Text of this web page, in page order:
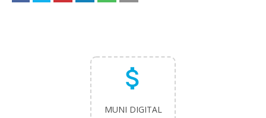
attach_money
MUNI DIGITAL